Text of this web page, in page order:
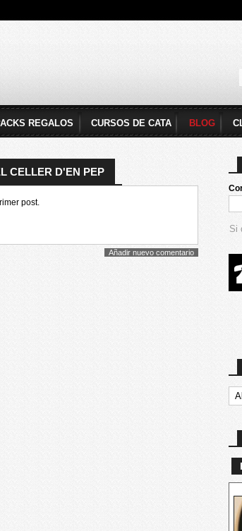
contenido
REGALOS CURSOS DE CATA BLOG
CELLER D'EN PEP
post.
Añadir nuevo comentario
Si